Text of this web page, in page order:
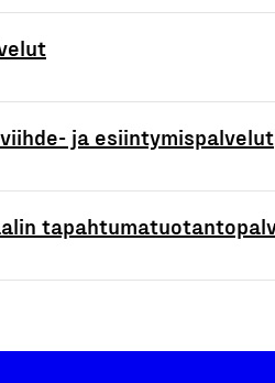
ja esiintymispalvelut